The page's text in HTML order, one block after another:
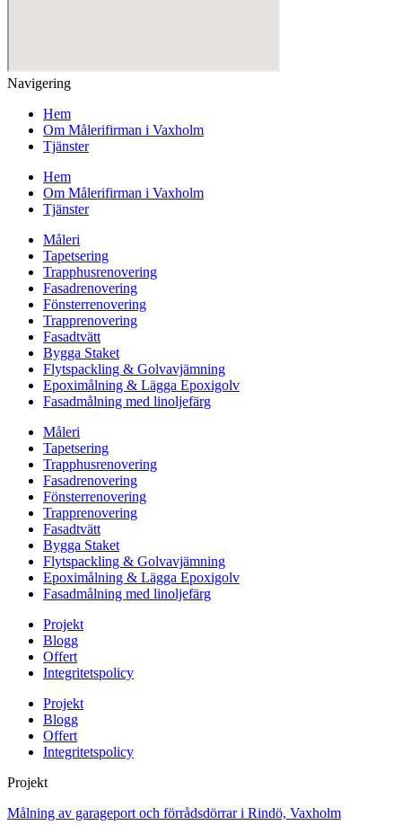
Navigering
Hem
Om Målerifirman i Vaxholm
Tjänster
Hem
Om Målerifirman i Vaxholm
Tjänster
Måleri
Tapetsering
Trapphusrenovering
Fasadrenovering
Fönsterrenovering
Trapprenovering
Fasadtvätt
Bygga Staket
Flytspackling & Golvavjämning
Epoximålning & Lägga Epoxigolv
Fasadmålning med linoljefärg
Måleri
Tapetsering
Trapphusrenovering
Fasadrenovering
Fönsterrenovering
Trapprenovering
Fasadtvätt
Bygga Staket
Flytspackling & Golvavjämning
Epoximålning & Lägga Epoxigolv
Fasadmålning med linoljefärg
Projekt
Blogg
Offert
Integritetspolicy
Projekt
Blogg
Offert
Integritetspolicy
Projekt
Målning av garageport och förrådsdörrar i Rindö, Vaxholm